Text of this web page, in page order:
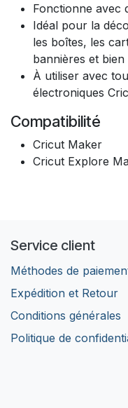
Fonctionne avec
Idéal pour la
les boîtes, les
bannières et
À utiliser avec
électroniques
Compatibilité
Cricut Maker
Cricut Explore
Service client
Méthodes de
Expédition et Retour
Conditions générales
Politique de